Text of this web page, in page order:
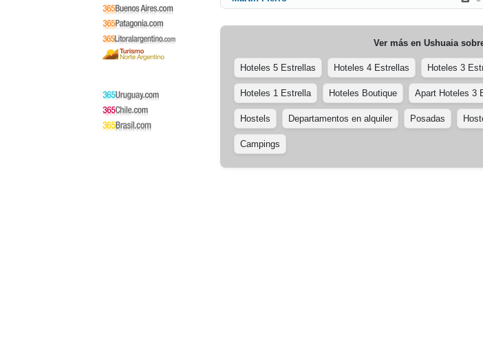
Ver más en Ushuaia
Hoteles 5 Estrellas Hoteles 4 Estrellas Hoteles 3
Hoteles 1 Estrella Hoteles Boutique Apart Hoteles 3
Hostels Departamentos en alquiler Posadas
Campings